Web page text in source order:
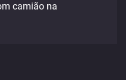
camião na